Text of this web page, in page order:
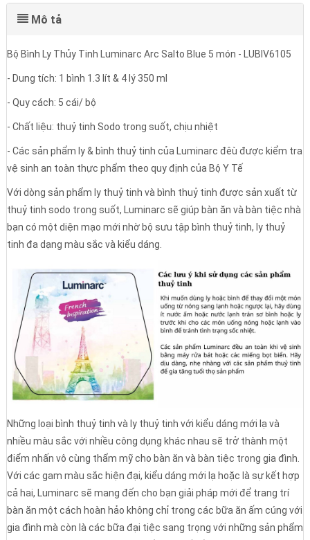
Mô tả
Bộ Bình Ly Thủy Tinh Luminarc Arc Salto Blue 5 món - LUBIV6105
- Dung tích: 1 bình 1.3 lít & 4 lý 350 ml
- Quy cách: 5 cái/ bộ
- Chất liệu: thuỷ tinh Sodo trong suốt, chịu nhiệt
- Các sản phẩm ly & bình thuỷ tinh của Luminarc đêù được kiểm tra
vệ sinh an toàn thực phẩm theo quy định của Bộ Y Tế
Với dòng sản phẩm ly thuỷ tinh và bình thuỷ tinh được sản xuất từ
thuỷ tinh sodo trong suốt, Luminarc sẽ giúp bàn ăn và bàn tiệc nhà
bạn có một diện mạo mới nhờ bộ sưu tập bình thuỷ tinh, ly thuỷ
tinh đa dạng màu sắc và kiểu dáng.
Những loại bình thuỷ tinh và ly thuỷ tinh với kiểu dáng mới lạ và
nhiều màu sắc với nhiều công dụng khác nhau sẽ trở thành một
điểm nhấn vô cùng thẩm mỹ cho bàn ăn và bàn tiệc trong gia đình.
Với các gam màu sắc hiện đại, kiểu dáng mới lạ hoặc là sự kết hợp
cả hai, Luminarc sẽ mang đến cho bạn giải pháp mới để trang trí
bàn ăn một cách hoàn hảo không chỉ trong các bữa ăn ấm cúng với
gia đình mà còn là các bữa đại tiệc sang trọng với những sản phẩm